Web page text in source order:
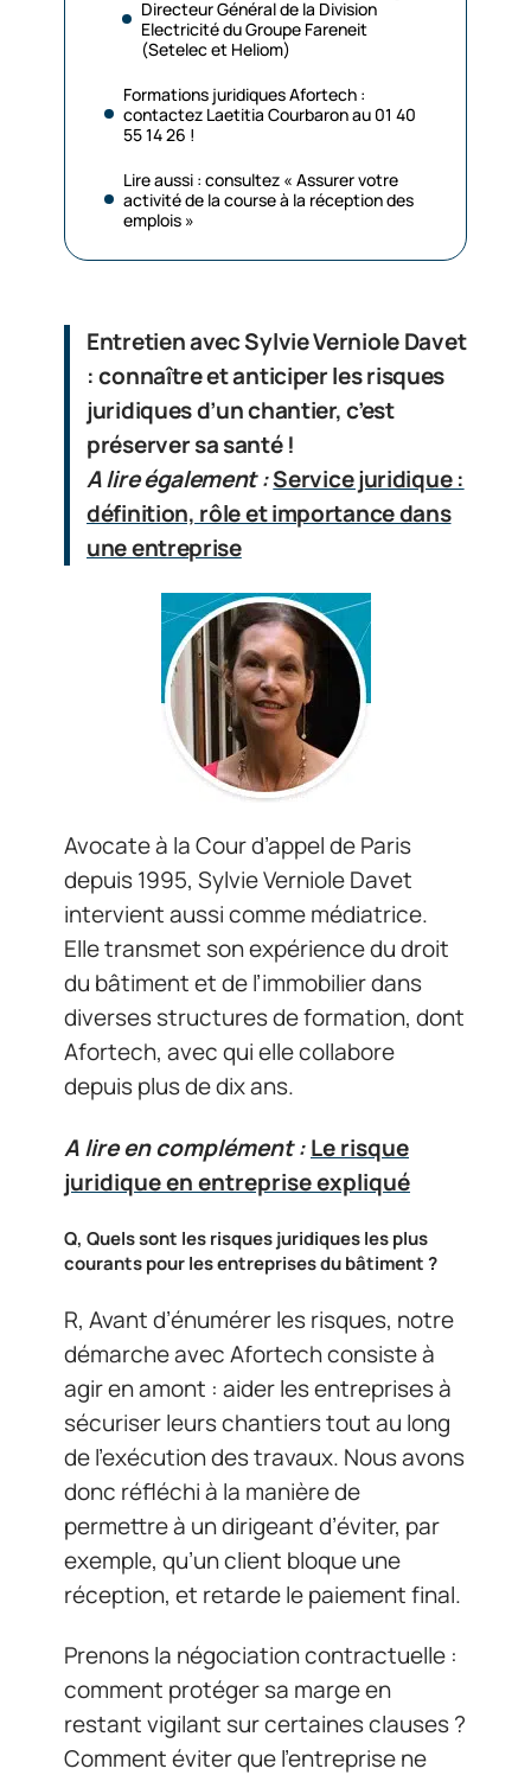
Directeur Général de la Division
Electricité du Groupe Fareneit
(Setelec et Heliom)
Formations juridiques Afortech :
contactez Laetitia Courbaron au 01 40
55 14 26 !
Lire aussi : consultez « Assurer votre
activité de la course à la réception des
emplois »
Entretien avec Sylvie Verniole Davet
: connaître et anticiper les risques
juridiques d’un chantier, c’est
préserver sa santé !
A lire également :Service juridique :
définition, rôle et importance dans
une entreprise
Avocate à la Cour d’appel de Paris
depuis 1995, Sylvie Verniole Davet
intervient aussi comme médiatrice.
Elle transmet son expérience du droit
du bâtiment et de l’immobilier dans
diverses structures de formation, dont
Afortech, avec qui elle collabore
depuis plus de dix ans.
A lire en complément :Le risque
juridique en entreprise expliqué
Q, Quels sont les risques juridiques les plus
courants pour les entreprises du bâtiment ?
R, Avant d’énumérer les risques, notre
démarche avec Afortech consiste à
agir en amont : aider les entreprises à
sécuriser leurs chantiers tout au long
de l’exécution des travaux. Nous avons
donc réfléchi à la manière de
permettre à un dirigeant d’éviter, par
exemple, qu’un client bloque une
réception, et retarde le paiement final.
Prenons la négociation contractuelle :
comment protéger sa marge en
restant vigilant sur certaines clauses ?
Comment éviter que l’entreprise ne